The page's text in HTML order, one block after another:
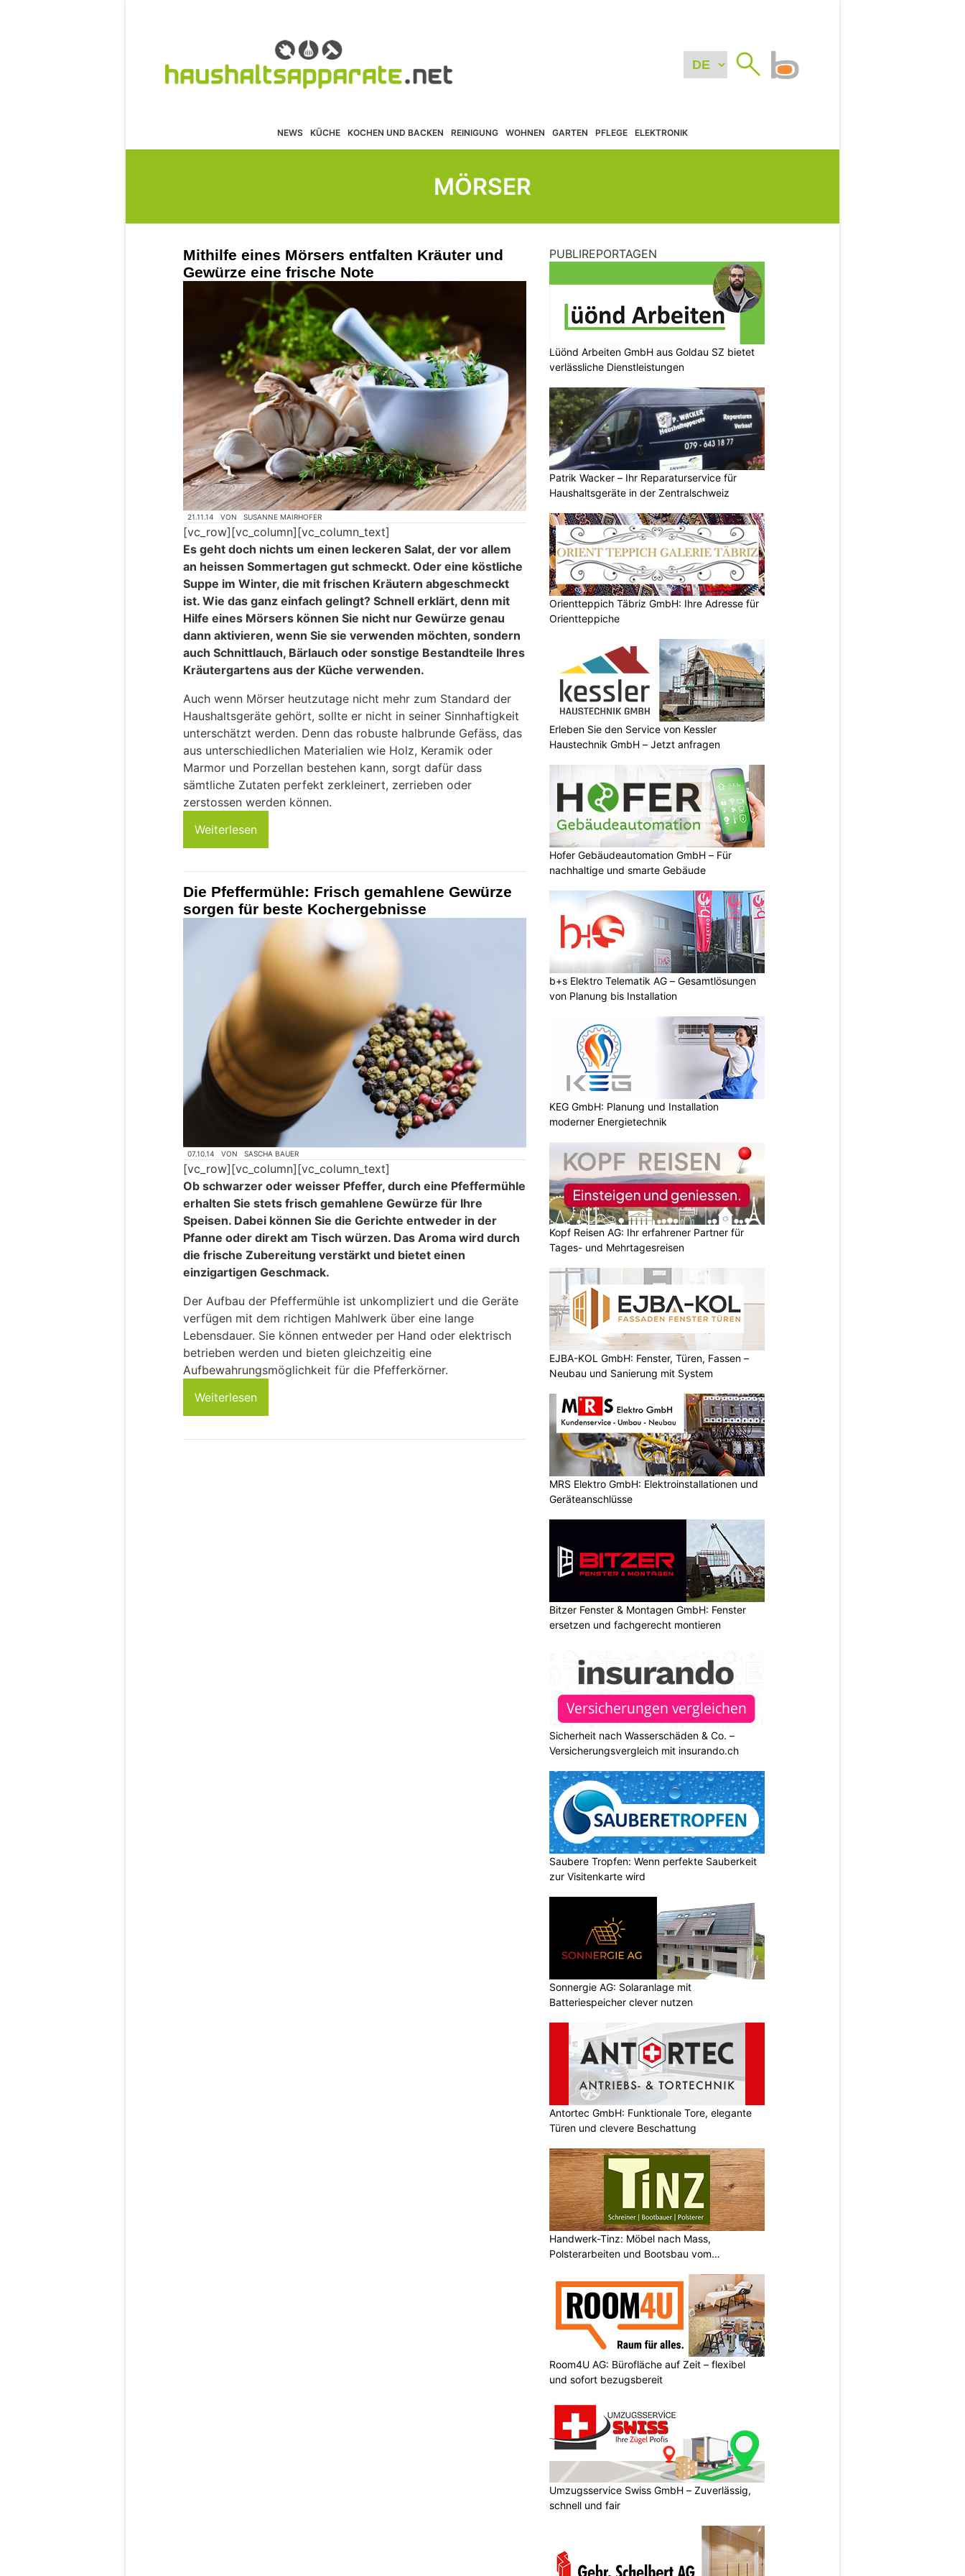
NEWS KÜCHE KOCHEN UND BACKEN REINIGUNG WOHNEN GARTEN PFLEGE ELEKTRONIK
MÖRSER
Mithilfe eines Mörsers entfalten Kräuter und
Gewürze eine frische Note
21.11.14 VON SUSANNE MAIRHOFER
[vc_row][vc_column][vc_column_text]
Es geht doch nichts um einen leckeren Salat, der vor allem
an heissen Sommertagen gut schmeckt. Oder eine köstliche
Suppe im Winter, die mit frischen Kräutern abgeschmeckt
ist. Wie das ganz einfach gelingt? Schnell erklärt, denn mit
Hilfe eines Mörsers können Sie nicht nur Gewürze genau
dann aktivieren, wenn Sie sie verwenden möchten, sondern
auch Schnittlauch, Bärlauch oder sonstige Bestandteile Ihres
Kräutergartens aus der Küche verwenden.
Auch wenn Mörser heutzutage nicht mehr zum Standard der
Haushaltsgeräte gehört, sollte er nicht in seiner Sinnhaftigkeit
unterschätzt werden. Denn das robuste halbrunde Gefäss, das
aus unterschiedlichen Materialien wie Holz, Keramik oder
Marmor und Porzellan bestehen kann, sorgt dafür dass
sämtliche Zutaten perfekt zerkleinert, zerrieben oder
zerstossen werden können.
Weiterlesen
Die Pfeffermühle: Frisch gemahlene Gewürze
sorgen für beste Kochergebnisse
07.10.14 VON SASCHA BAUER
[vc_row][vc_column][vc_column_text]
Ob schwarzer oder weisser Pfeffer, durch eine Pfeffermühle
erhalten Sie stets frisch gemahlene Gewürze für Ihre
Speisen. Dabei können Sie die Gerichte entweder in der
Pfanne oder direkt am Tisch würzen. Das Aroma wird durch
die frische Zubereitung verstärkt und bietet einen
einzigartigen Geschmack.
Der Aufbau der Pfeffermühle ist unkompliziert und die Geräte
verfügen mit dem richtigen Mahlwerk über eine lange
Lebensdauer. Sie können entweder per Hand oder elektrisch
betrieben werden und bieten gleichzeitig eine
Aufbewahrungsmöglichkeit für die Pfefferkörner.
Weiterlesen
PUBLIREPORTAGEN
Lüönd Arbeiten GmbH aus Goldau SZ bietet
verlässliche Dienstleistungen
Patrik Wacker – Ihr Reparaturservice für
Haushaltsgeräte in der Zentralschweiz
Orientteppich Täbriz GmbH: Ihre Adresse für
Orientteppiche
Erleben Sie den Service von Kessler
Haustechnik GmbH – Jetzt anfragen
Hofer Gebäudeautomation GmbH – Für
nachhaltige und smarte Gebäude
b+s Elektro Telematik AG – Gesamtlösungen
von Planung bis Installation
KEG GmbH: Planung und Installation
moderner Energietechnik
Kopf Reisen AG: Ihr erfahrener Partner für
Tages- und Mehrtagesreisen
EJBA-KOL GmbH: Fenster, Türen, Fassen –
Neubau und Sanierung mit System
MRS Elektro GmbH: Elektroinstallationen und
Geräteanschlüsse
Bitzer Fenster & Montagen GmbH: Fenster
ersetzen und fachgerecht montieren
Sicherheit nach Wasserschäden & Co. –
Versicherungsvergleich mit insurando.ch
Saubere Tropfen: Wenn perfekte Sauberkeit
zur Visitenkarte wird
Sonnergie AG: Solaranlage mit
Batteriespeicher clever nutzen
Antortec GmbH: Funktionale Tore, elegante
Türen und clevere Beschattung
Handwerk-Tinz: Möbel nach Mass,
Polsterarbeiten und Bootsbau vom
Room4U AG: Bürofläche auf Zeit – flexibel
und sofort bezugsbereit
Umzugsservice Swiss GmbH – Zuverlässig,
schnell und fair